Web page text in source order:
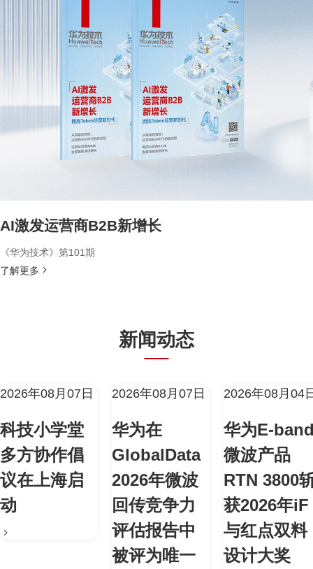
AI激发运营商B2B新增长
《华为技术》第101期
了解更多
新闻动态
2026年08月07日
科技小学堂
多方协作倡
议在上海启
动
2026年08月07日
华为在
GlobalData
2026年微波
回传竞争力
评估报告中
被评为唯一
2026年08月04
华为E-
微波产品
RTN 3800
获2026年iF
与红点双料
设计大奖